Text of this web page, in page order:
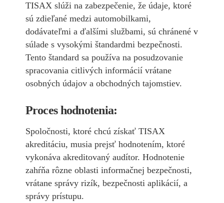
TISAX slúži na zabezpečenie, že údaje, ktoré
sú zdieľané medzi automobilkami,
dodávateľmi a ďalšími službami, sú chránené v
súlade s vysokými štandardmi bezpečnosti.
Tento štandard sa používa na posudzovanie
spracovania citlivých informácií vrátane
osobných údajov a obchodných tajomstiev.
Proces hodnotenia:
Spoločnosti, ktoré chcú získať TISAX
akreditáciu, musia prejsť hodnotením, ktoré
vykonáva akreditovaný audítor. Hodnotenie
zahŕňa rôzne oblasti informačnej bezpečnosti,
vrátane správy rizík, bezpečnosti aplikácií, a
správy prístupu.